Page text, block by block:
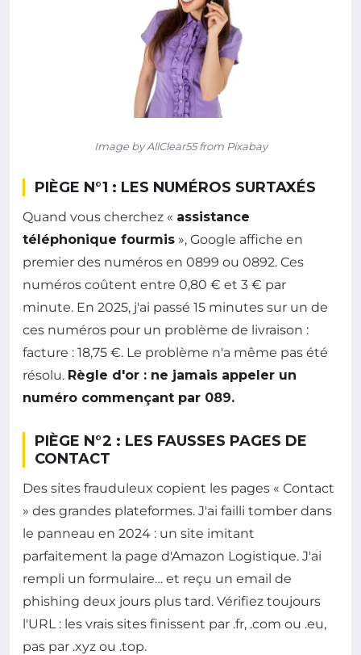
Image by AllClear55 from Pixabay
PIÈGE N°1 : LES NUMÉROS SURTAXÉS
Quand vous cherchez « assistance
téléphonique fourmis », Google affiche en
premier des numéros en 0899 ou 0892. Ces
numéros coûtent entre 0,80 € et 3 € par
minute. En 2025, j'ai passé 15 minutes sur un de
ces numéros pour un problème de livraison :
facture : 18,75 €. Le problème n'a même pas été
résolu. Règle d'or : ne jamais appeler un
numéro commençant par 089.
PIÈGE N°2 : LES FAUSSES PAGES DE
CONTACT
Des sites frauduleux copient les pages « Contact
» des grandes plateformes. J'ai failli tomber dans
le panneau en 2024 : un site imitant
parfaitement la page d'Amazon Logistique. J'ai
rempli un formulaire… et reçu un email de
phishing deux jours plus tard. Vérifiez toujours
l'URL : les vrais sites finissent par .fr, .com ou .eu,
pas par .xyz ou .top.